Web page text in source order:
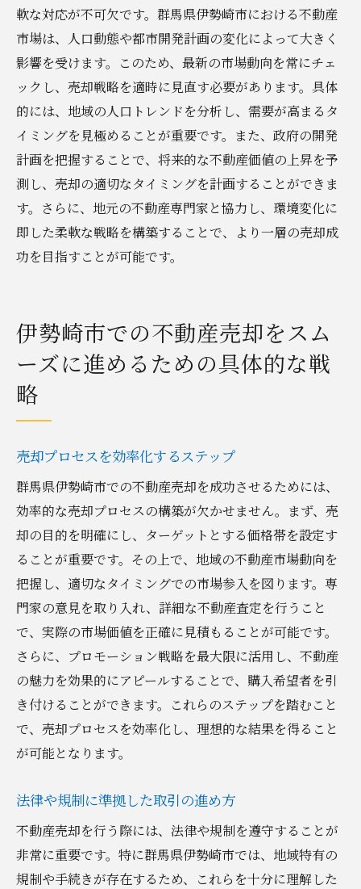
軟な対応が不可欠です。群馬県伊勢崎市における不動産
市場は、人口動態や都市開発計画の変化によって大きく
影響を受けます。このため、最新の市場動向を常にチェ
ックし、売却戦略を適時に見直す必要があります。具体
的には、地域の人口トレンドを分析し、需要が高まるタ
イミングを見極めることが重要です。また、政府の開発
計画を把握することで、将来的な不動産価値の上昇を予
測し、売却の適切なタイミングを計画することができま
す。さらに、地元の不動産専門家と協力し、環境変化に
即した柔軟な戦略を構築することで、より一層の売却成
功を目指すことが可能です。
伊勢崎市での不動産売却をスム
ーズに進めるための具体的な戦
略
売却プロセスを効率化するステップ
群馬県伊勢崎市での不動産売却を成功させるためには、
効率的な売却プロセスの構築が欠かせません。まず、売
却の目的を明確にし、ターゲットとする価格帯を設定す
ることが重要です。その上で、地域の不動産市場動向を
把握し、適切なタイミングでの市場参入を図ります。専
門家の意見を取り入れ、詳細な不動産査定を行うこと
で、実際の市場価値を正確に見積もることが可能です。
さらに、プロモーション戦略を最大限に活用し、不動産
の魅力を効果的にアピールすることで、購入希望者を引
き付けることができます。これらのステップを踏むこと
で、売却プロセスを効率化し、理想的な結果を得ること
が可能となります。
法律や規制に準拠した取引の進め方
不動産売却を行う際には、法律や規制を遵守することが
非常に重要です。特に群馬県伊勢崎市では、地域特有の
規制や手続きが存在するため、これらを十分に理解した